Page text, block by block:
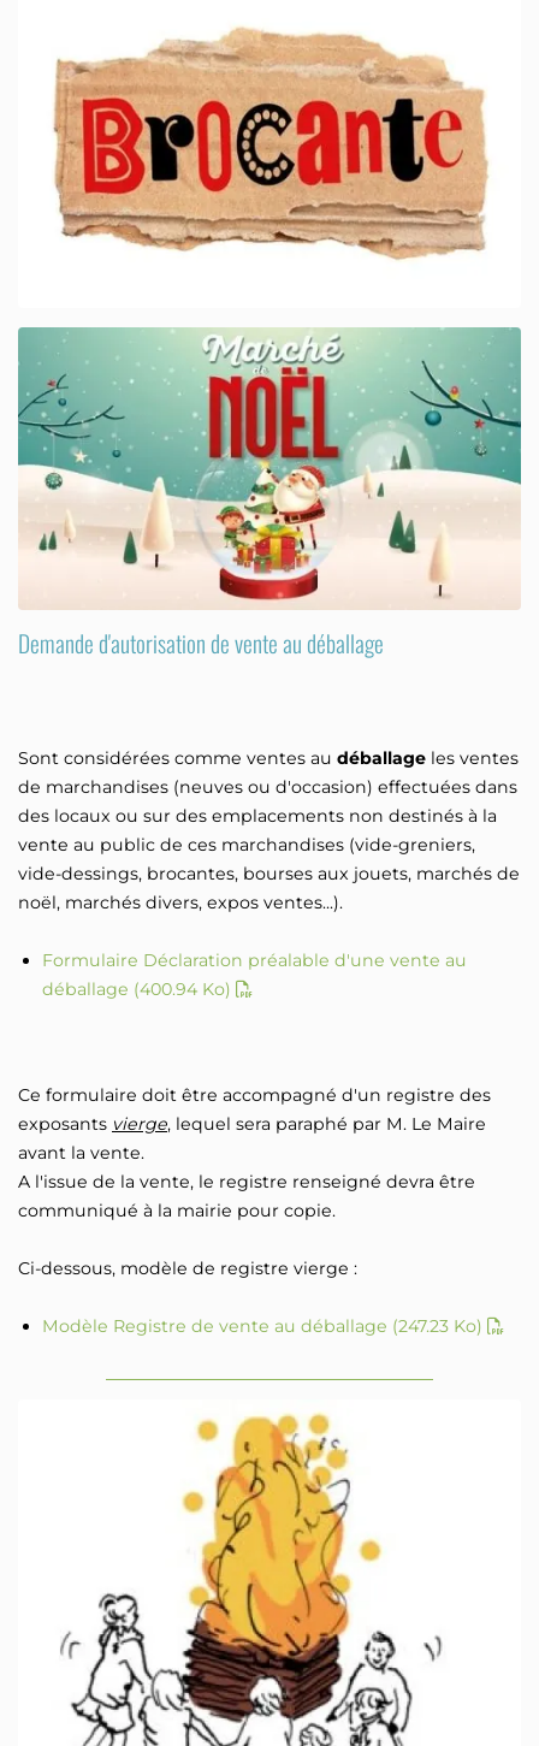
Demande d'autorisation de vente au déballage
Sont considérées comme ventes au déballage les ventes
de marchandises (neuves ou d'occasion) effectuées dans
des locaux ou sur des emplacements non destinés à la
vente au public de ces marchandises (vide-greniers,
vide-dessings, brocantes, bourses aux jouets, marchés de
noël, marchés divers, expos ventes...).
Formulaire Déclaration préalable d'une vente au
déballage (400.94 Ko)
Ce formulaire doit être accompagné d'un registre des
exposants vierge, lequel sera paraphé par M. Le Maire
avant la vente.
A l'issue de la vente, le registre renseigné devra être
communiqué à la mairie pour copie.
Ci-dessous, modèle de registre vierge :
Modèle Registre de vente au déballage (247.23 Ko)